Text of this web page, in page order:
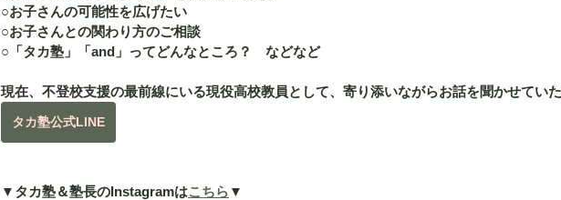
○お子さんの可能性を広げたい
○お子さんとの関わり方のご相談
○「タカ塾」「and」ってどんなところ？　などなど
現在、不登校支援の最前線にいる現役高校教員として、寄り添いながらお話を聞かせてい
タカ塾公式LINE
▼タカ塾＆塾長のInstagramはこちら ▼